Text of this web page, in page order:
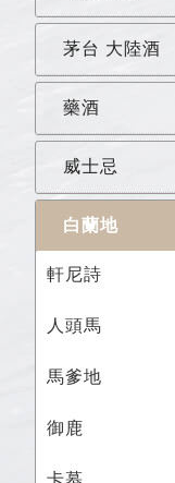
茅台 大陸酒
藥酒
威士忌
白蘭地
軒尼詩
人頭馬
馬爹地
御鹿
卡慕